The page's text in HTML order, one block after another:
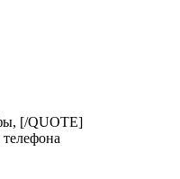
[/QUOTE]